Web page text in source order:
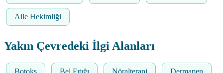
Aile Hekimliği
Yakın Çevredeki İlgi Alanları